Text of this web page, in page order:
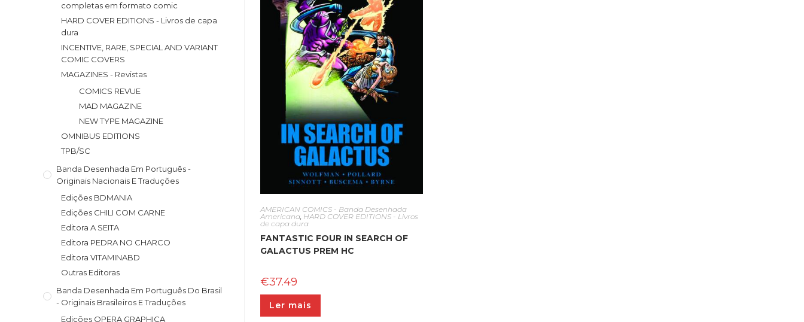
completas em formato comic
HARD COVER EDITIONS - Livros de capa
dura
INCENTIVE, RARE, SPECIAL AND VARIANT
COMIC COVERS
MAGAZINES - Revistas
COMICS REVUE
MAD MAGAZINE
NEW TYPE MAGAZINE
OMNIBUS EDITIONS
TPB/SC
Banda Desenhada Em Português -
Originais Nacionais E Traduções
Edições BDMANIA
Edições CHILI COM CARNE
Editora A SEITA
Editora PEDRA NO CHARCO
Editora VITAMINABD
Outras Editoras
Banda Desenhada Em Português Do Brasil
- Originais Brasileiros E Traduções
Edições OPERA GRAPHICA
AMERICAN COMICS - Banda Desenhada
Americana, HARD COVER EDITIONS - Livros
de capa dura
FANTASTIC FOUR IN SEARCH OF
GALACTUS PREM HC
€37.49
Ler mais